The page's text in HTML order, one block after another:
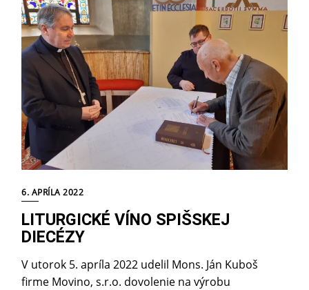
6. APRÍLA 2022
LITURGICKÉ VÍNO SPIŠSKEJ
DIECÉZY
V utorok 5. apríla 2022 udelil Mons. Ján Kuboš
firme Movino, s.r.o. dovolenie na výrobu